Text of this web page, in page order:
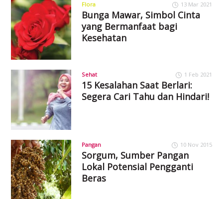
Flora 13 Mar 2021
Bunga Mawar, Simbol Cinta
yang Bermanfaat bagi
Kesehatan
Sehat 1 Feb 2021
15 Kesalahan Saat Berlari:
Segera Cari Tahu dan Hindari!
Pangan 10 Nov 2015
Sorgum, Sumber Pangan
Lokal Potensial Pengganti
Beras